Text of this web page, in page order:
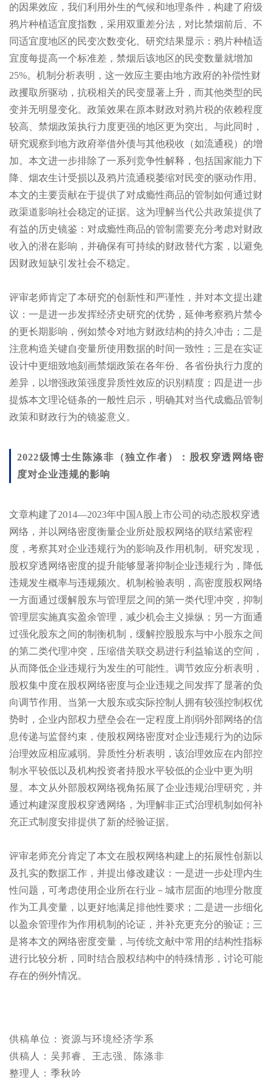
的因果效应，我们利用外生的气候和地理条件，构建了府级
鸦片种植适宜度指数，采用双重差分法，对比禁烟前后、不
同适宜度地区的民变次数变化。研究结果显示：鸦片种植适
宜度每提高一个标准差，禁烟后该地区的民变数量就增加
25%。机制分析表明，这一效应主要由地方政府的补偿性财
政攫取所驱动，抗税相关的民变显著上升，而其他类型的民
变并无明显变化。政策效果在原本财政对鸦片税的依赖程度
较高、禁烟政策执行力度更强的地区更为突出。与此同时，
研究观察到地方政府举借外债与其他税收（如流通税）的增
加。本文进一步排除了一系列竞争性解释，包括国家能力下
降、烟农生计受损以及鸦片流通税萎缩对民变的驱动作用。
本文的主要贡献在于提供了对成瘾性商品的管制如何通过财
政渠道影响社会稳定的证据。这为理解当代公共政策提供了
有益的历史镜鉴：对成瘾性商品的管制需要充分考虑对财政
收入的潜在影响，并确保有可持续的财政替代方案，以避免
因财政短缺引发社会不稳定。
评审老师肯定了本研究的创新性和严谨性，并对本文提出建
议：一是进一步发挥经济史研究的优势，延伸考察鸦片禁令
的更长期影响，例如禁令对地方财政结构的持久冲击；二是
注意构造关键自变量所使用数据的时间一致性；三是在实证
设计中更细致地刻画禁烟政策在各年份、各省份执行力度的
差异，以增强政策强度异质性效应的识别精度；四是进一步
提炼本文理论链条的一般性启示，明确其对当代成瘾品管制
政策和财政行为的镜鉴意义。
2022级博士生陈涤非（独立作者）：股权穿透网络密
度对企业违规的影响
文章构建了2014—2023年中国A股上市公司的动态股权穿透
网络，并以网络密度衡量企业所处股权网络的联结紧密程
度，考察其对企业违规行为的影响及作用机制。研究发现，
股权穿透网络密度的提升能够显著抑制企业违规行为，降低
违规发生概率与违规频次。机制检验表明，高密度股权网络
一方面通过缓解股东与管理层之间的第一类代理冲突，抑制
管理层实施真实盈余管理，减少机会主义操纵；另一方面通
过强化股东之间的制衡机制，缓解控股股东与中小股东之间
的第二类代理冲突，压缩借关联交易进行利益输送的空间，
从而降低企业违规行为发生的可能性。调节效应分析表明，
股权集中度在股权网络密度与企业违规之间发挥了显著的负
向调节作用。当第一大股东或实际控制人拥有较强控制权优
势时，企业内部权力壁垒会在一定程度上削弱外部网络的信
息传递与监督约束，使股权网络密度对企业违规行为的边际
治理效应相应减弱。异质性分析表明，该治理效应在内部控
制水平较低以及机构投资者持股水平较低的企业中更为明
显。本文从外部股权网络视角拓展了企业违规治理研究，并
通过构建深度股权穿透网络，为理解非正式治理机制如何补
充正式制度安排提供了新的经验证据。
评审老师充分肯定了本文在股权网络构建上的拓展性创新以
及扎实的数据工作，并提出修改建议：一是进一步处理内生
性问题，可考虑使用企业所在行业－城市层面的地理分散度
作为工具变量，以更好地满足排他性要求；二是进一步细化
以盈余管理作为作用机制的论证，并补充更充分的验证；三
是将本文的网络密度变量，与传统文献中常用的结构性指标
进行比较分析，同时结合股权结构中的特殊情形，讨论可能
存在的例外情况。
供稿单位：资源与环境经济学系
供稿人：吴邦睿、王志强、陈涤非
整理人：季秋吟